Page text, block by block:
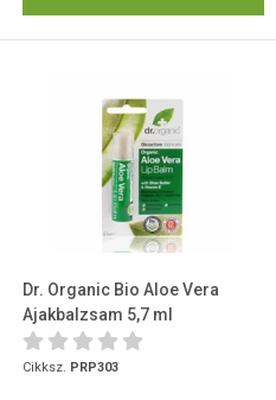
Dr. Organic Bio Aloe Vera
Ajakbalzsam 5,7 ml
Cikksz. PRP303